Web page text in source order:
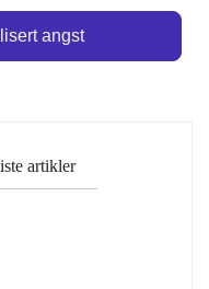
angst
artikler